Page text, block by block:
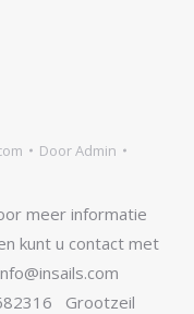
DoorAdmin
meer informatie
kunt u contact met
Grootzeil